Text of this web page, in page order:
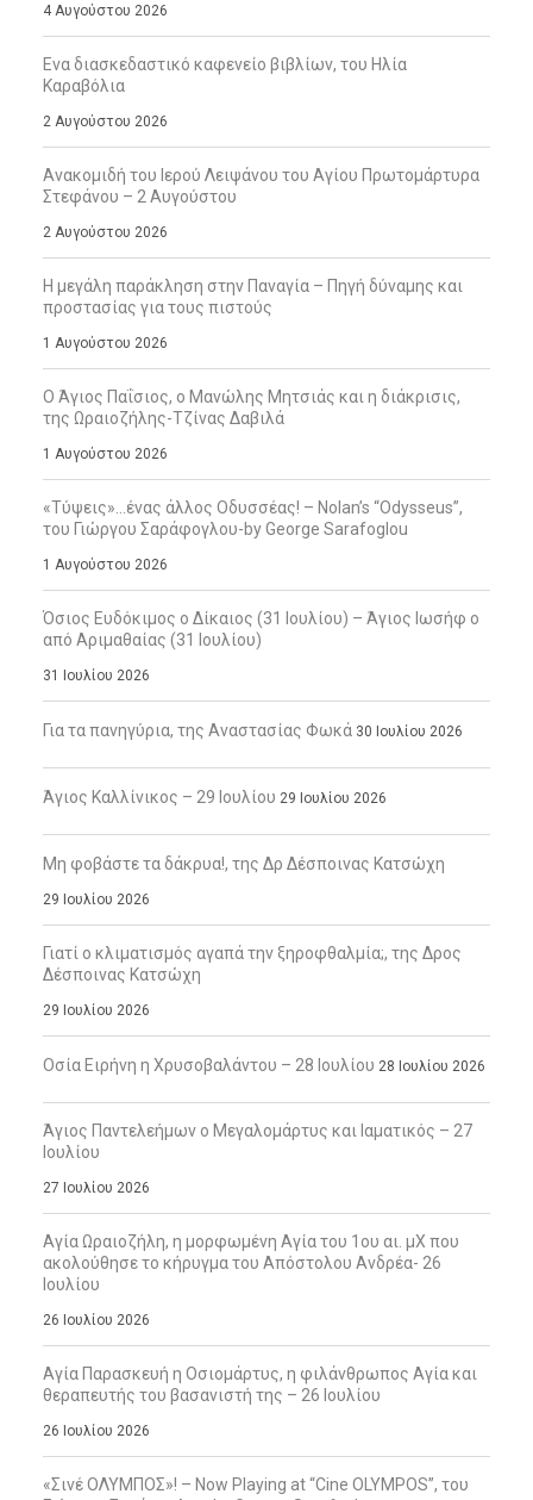
4 Αυγούστου 2026
Ενα διασκεδαστικό καφενείο βιβλίων, του Ηλία
Καραβόλια
2 Αυγούστου 2026
Ανακομιδή του Ιερού Λειψάνου του Αγίου Πρωτομάρτυρα
Στεφάνου – 2 Αυγούστου
2 Αυγούστου 2026
Η μεγάλη παράκληση στην Παναγία – Πηγή δύναμης και
προστασίας για τους πιστούς
1 Αυγούστου 2026
Ο Άγιος Παΐσιος, ο Μανώλης Μητσιάς και η διάκρισις,
της Ωραιοζήλης-Τζίνας Δαβιλά
1 Αυγούστου 2026
«Τύψεις»…ένας άλλος Οδυσσέας! – Nolan’s “Odysseus”,
του Γιώργου Σαράφογλου-by George Sarafoglou
1 Αυγούστου 2026
Όσιος Ευδόκιμος ο Δίκαιος (31 Ιουλίου) – Άγιος Ιωσήφ ο
από Αριμαθαίας (31 Ιουλίου)
31 Ιουλίου 2026
Για τα πανηγύρια, της Αναστασίας Φωκά 30 Ιουλίου 2026
Άγιος Καλλίνικος – 29 Ιουλίου 29 Ιουλίου 2026
Μη φοβάστε τα δάκρυα!, της Δρ Δέσποινας Κατσώχη
29 Ιουλίου 2026
Γιατί ο κλιματισμός αγαπά την ξηροφθαλμία;, της Δρος
Δέσποινας Κατσώχη
29 Ιουλίου 2026
Οσία Ειρήνη η Χρυσοβαλάντου – 28 Ιουλίου 28 Ιουλίου 2026
Άγιος Παντελεήμων ο Μεγαλομάρτυς και Ιαματικός – 27
Ιουλίου
27 Ιουλίου 2026
Αγία Ωραιοζήλη, η μορφωμένη Αγία του 1ου αι. μΧ που
ακολούθησε το κήρυγμα του Απόστολου Ανδρέα- 26
Ιουλίου
26 Ιουλίου 2026
Αγία Παρασκευή η Οσιομάρτυς, η φιλάνθρωπος Αγία και
θεραπευτής του βασανιστή της – 26 Ιουλίου
26 Ιουλίου 2026
«Σινέ ΟΛΥΜΠΟΣ»! – Now Playing at “Cine OLYMPOS”, του